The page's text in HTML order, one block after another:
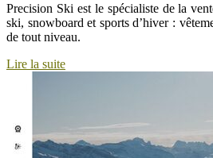
Precision Ski est le spécialiste de la
ski, snowboard et sports d’hiver :
de tout niveau.
Lire la suite